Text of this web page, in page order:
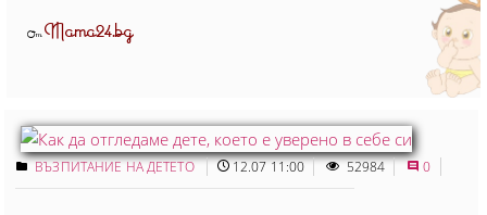
ОтMama24.bg
ВЪЗПИТАНИЕ НА ДЕТЕТО 12.07 11:00 52984 0